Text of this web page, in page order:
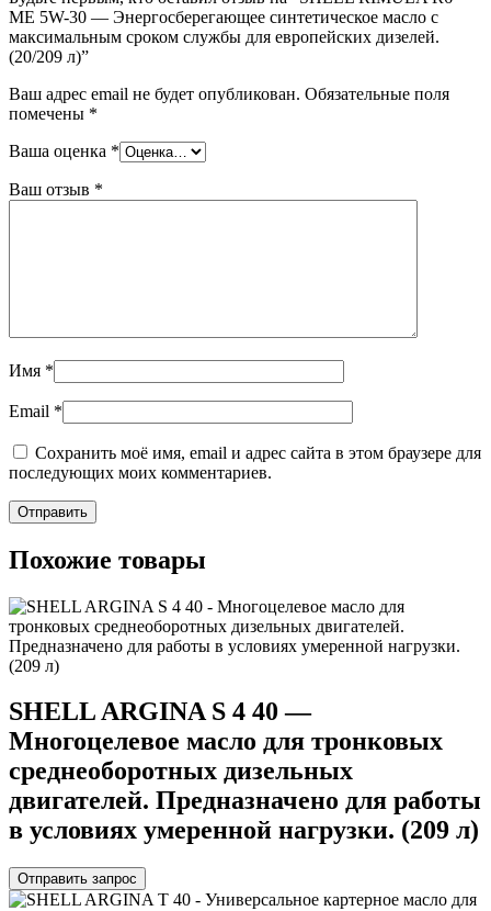
ME 5W-30 — Энергосберегающее синтетическое масло с
максимальным сроком службы для европейских дизелей.
(20/209 л)”
Ваш адрес email не будет опубликован. Обязательные поля
помечены *
Ваша оценка *
Ваш отзыв *
Имя *
Email *
Сохранить моё имя, email и адрес сайта в этом браузере для
последующих моих комментариев.
Похожие товары
SHELL ARGINA S 4 40 —
Многоцелевое масло для тронковых
среднеоборотных дизельных
двигателей. Предназначено для работы
в условиях умеренной нагрузки. (209 л)
Отправить запрос